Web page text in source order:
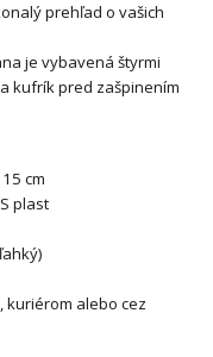
prehľad o vašich
je vybavená štyrmi
kufrík pred zašpinením
cm
plast
kuriérom alebo cez